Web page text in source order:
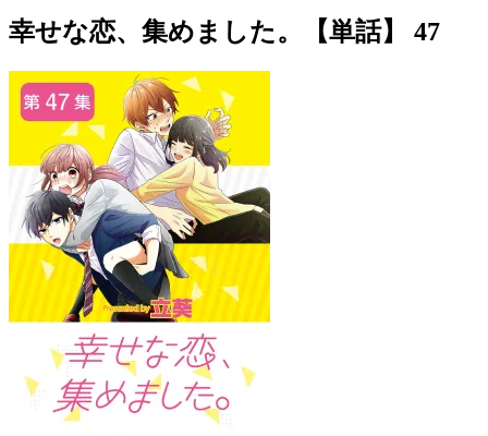
幸せな恋、集めました。【単話】 47